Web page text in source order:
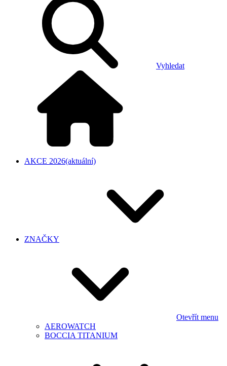
Vyhledat
AKCE 2026(aktuální)
ZNAČKY
Otevřít menu
AEROWATCH
BOCCIA TITANIUM